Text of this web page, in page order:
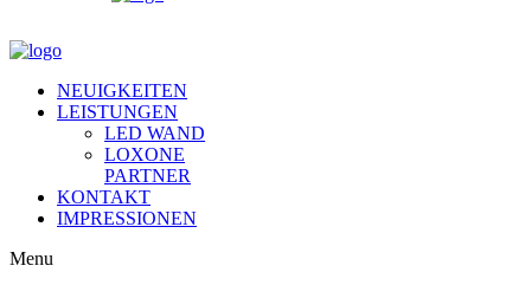
NEUIGKEITEN
LEISTUNGEN
LED WAND
LOXONE
PARTNER
KONTAKT
IMPRESSIONEN
Menu